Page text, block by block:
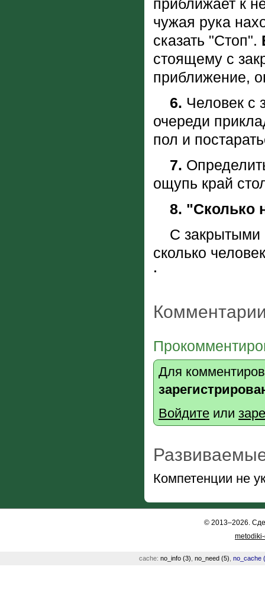
приближает к
чужая рука
сказать "Стоп".
стоящему с
приближение,
6. Человек с
очереди
пол и
7.
ощупь край
8. "Сколько
С закрытыми
сколько
Для
Войдите или
Компетенции не
© 2013–2026.
cache: no_info (3) no_need (5) no_cache